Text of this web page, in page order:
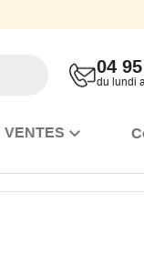
VENTES
04
du lundi